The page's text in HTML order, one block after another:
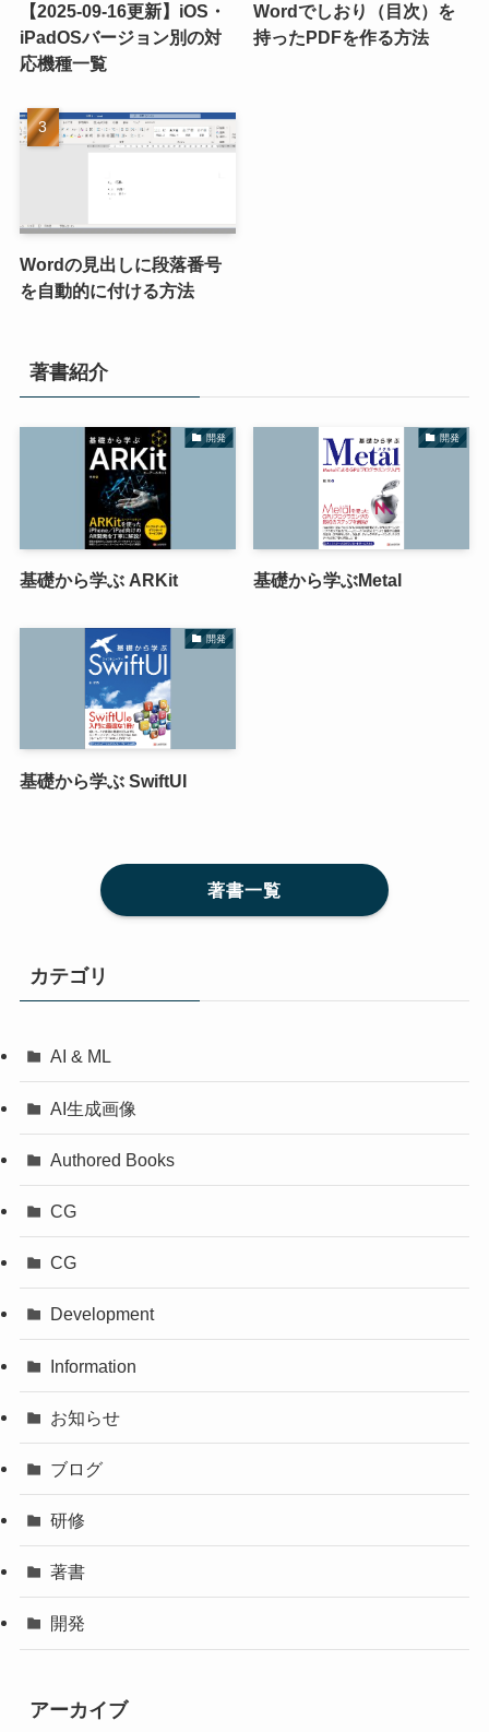
【2025-09-16更新】iOS・
iPadOSバージョン別の対
応機種一覧
Wordでしおり（目次）を
持ったPDFを作る方法
Wordの見出しに段落番号
を自動的に付ける方法
著書紹介
開発
基礎から学ぶ ARKit
開発
基礎から学ぶMetal
開発
基礎から学ぶ SwiftUI
著書一覧
カテゴリ
AI & ML
AI生成画像
Authored Books
CG
CG
Development
Information
お知らせ
ブログ
研修
著書
開発
アーカイブ